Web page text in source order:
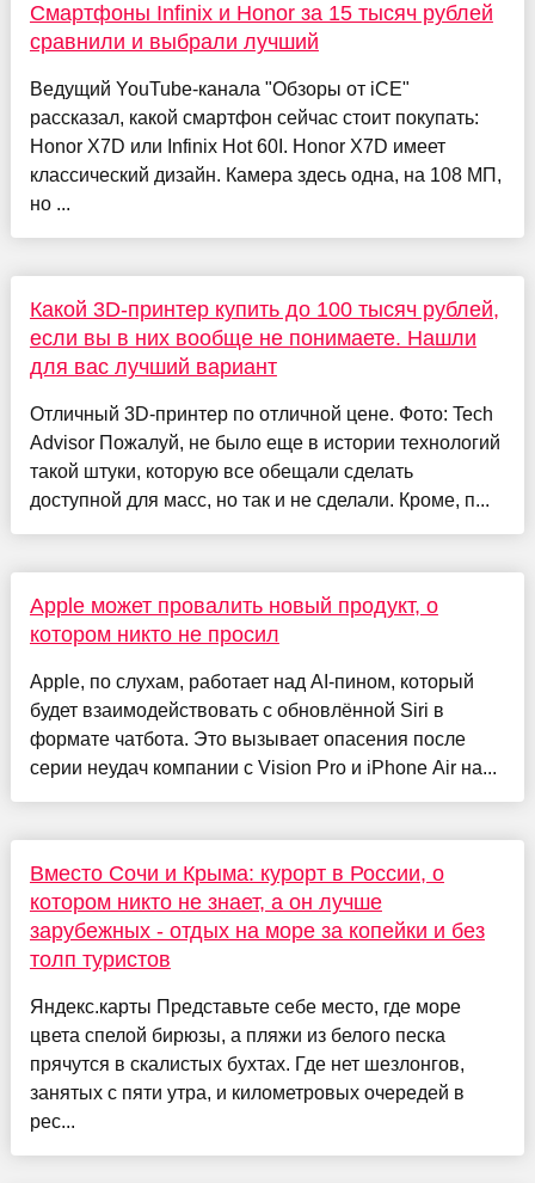
Смартфоны Infinix и Honor за 15 тысяч рублей
сравнили и выбрали лучший
Ведущий YouTube-канала "Обзоры от iCE"
рассказал, какой смартфон сейчас стоит покупать:
Honor X7D или Infinix Hot 60I. Honor X7D имеет
классический дизайн. Камера здесь одна, на 108 МП,
но ...
Какой 3D-принтер купить до 100 тысяч рублей,
если вы в них вообще не понимаете. Нашли
для вас лучший вариант
Отличный 3D-принтер по отличной цене. Фото: Tech
Advisor Пожалуй, не было еще в истории технологий
такой штуки, которую все обещали сделать
доступной для масс, но так и не сделали. Кроме, п...
Apple может провалить новый продукт, о
котором никто не просил
Apple, по слухам, работает над AI-пином, который
будет взаимодействовать с обновлённой Siri в
формате чатбота. Это вызывает опасения после
серии неудач компании с Vision Pro и iPhone Air на...
Вместо Сочи и Крыма: курорт в России, о
котором никто не знает, а он лучше
зарубежных - отдых на море за копейки и без
толп туристов
Яндекс.карты Представьте себе место, где море
цвета спелой бирюзы, а пляжи из белого песка
прячутся в скалистых бухтах. Где нет шезлонгов,
занятых с пяти утра, и километровых очередей в
рес...